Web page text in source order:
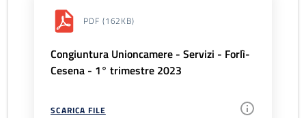
PDF (162KB)
Congiuntura Unioncamere - Servizi - Forlì-
Cesena - 1° trimestre 2023
SCARICA FILE